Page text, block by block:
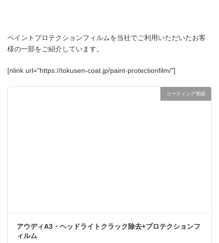
ペイントプロテクションフィルムを当社でご利用いただいたお客
様の一部をご紹介しています。
[nlink url="https://tokusen-coat.jp/paint-protectionfilm/"]
コーティング実績
アウディA3・ヘッドライトクラック除去+プロテクションフ
ィルム